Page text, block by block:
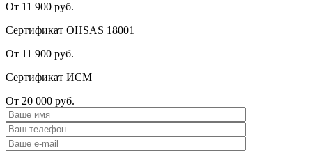
От 11 900 руб.
Сертификат OHSAS 18001
От 11 900 руб.
Сертификат ИСМ
От 20 000 руб.